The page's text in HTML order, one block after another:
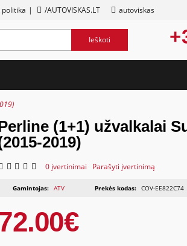
| /AUTOVISKAS.LT autoviskas
Ieškoti
(1+1) užvalkalai
2019)
0 įvertinimai Parašyti įvertinimą
Gamintojas: ATV Prekės kodas: COV-EE822C74